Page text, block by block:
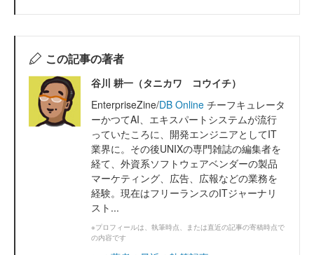
この記事の著者
谷川 耕一（タニカワ コウイチ）
EnterpriseZine/DB Online チーフキュレータ
ーかつてAI、エキスパートシステムが流行
っていたころに、開発エンジニアとしてIT
業界に。その後UNIXの専門雑誌の編集者を
経て、外資系ソフトウェアベンダーの製品
マーケティング、広告、広報などの業務を
経験。現在はフリーランスのITジャーナリ
スト...
※プロフィールは、執筆時点、または直近の記事の寄稿時点で
の内容です